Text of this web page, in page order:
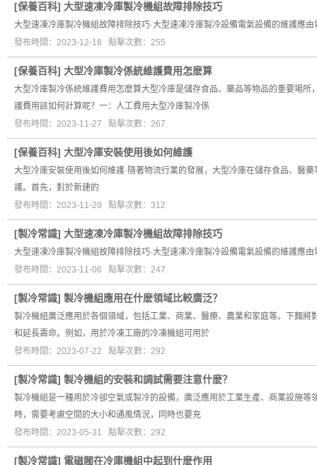
[保養百科] 大型速凍冷庫製冷機組故障排除技巧
大型速凍冷庫製冷機組故障排除技巧·大型速凍冷庫製冷設備電氣設備的維護
發布時間：2023-12-18 點擊次數：255
[保養百科] 大型冷庫製冷係統維護費用怎麽算
大型冷庫製冷係統維護費用怎麽算大型冷庫是儲存食品、藥品等物品的重要場
護費用該如何計算呢？一：人工費用大型冷庫製冷係
發布時間：2023-11-27 點擊次數：267
[保養百科] 大型冷庫安裝使用後如何維護
大型冷庫安裝使用後如何維護·隨著物流行業的發展，大型冷庫在儲存食品、醫
護。首先，對於新建的
發布時間：2023-11-20 點擊次數：312
[製冷常識] 大型速凍冷庫製冷機組故障排除技巧
大型速凍冷庫製冷機組故障排除技巧·大型速凍冷庫製冷設備電氣設備的維護
發布時間：2023-11-06 點擊次數：247
[製冷常識] 製冷機組應用在什麽領域比較廣泛？
製冷機組廣泛應用於各個領域，包括工業、商業、醫療、農業和家庭等。下麵
和延長壽命。例如，用於冷凍工廠的冷凍機組可用於
發布時間：2023-07-22 點擊次數：292
[製冷常識] 製冷機組的安裝和調試需要注意什麽？
製冷機組是一種用於冷卻空氣或製冷的設備，廣泛應用於工業生產、商業設施
時，需要考慮空間的大小和通風情況，同時也要充
發布時間：2023-05-31 點擊次數：292
[製冷常識] 電磁閥在冷庫機組中起到什麽作用